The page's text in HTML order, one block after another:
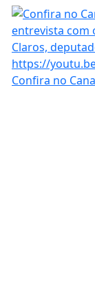
Confira no